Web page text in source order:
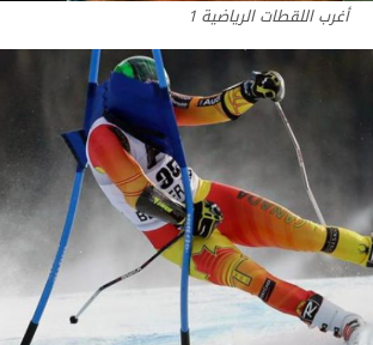
أغرب اللقطات الرياضية 1